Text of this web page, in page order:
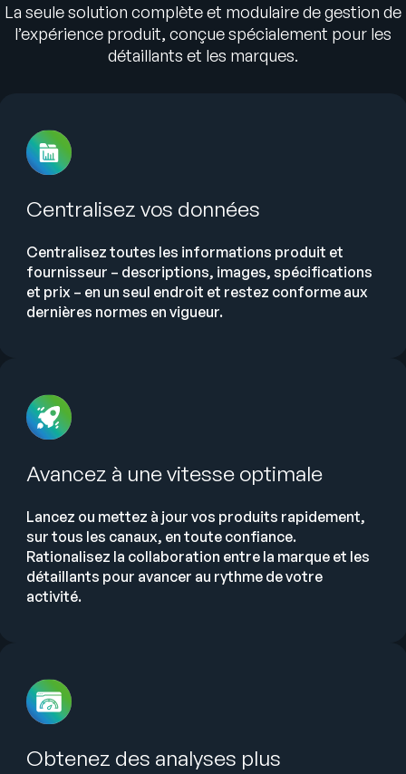
La seule solution complète et modulaire de gestion de
l’expérience produit, conçue spécialement pour les
détaillants et les marques.
Centralisez vos données
Centralisez toutes les informations produit et
fournisseur – descriptions, images, spécifications
et prix – en un seul endroit et restez conforme aux
dernières normes en vigueur.
Avancez à une vitesse optimale
Lancez ou mettez à jour vos produits rapidement,
sur tous les canaux, en toute confiance.
Rationalisez la collaboration entre la marque et les
détaillants pour avancer au rythme de votre
activité.
Obtenez des analyses plus